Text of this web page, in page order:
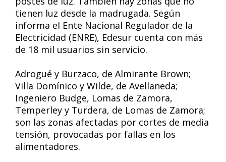
tienen luz desde la madrugada. Según
informa el Ente Nacional Regulador de la
Electricidad (ENRE), Edesur cuenta con más
de 18 mil usuarios sin servicio.
Adrogué y Burzaco, de Almirante Brown;
Villa Domínico y Wilde, de Avellaneda;
Ingeniero Budge, Lomas de Zamora,
Temperley y Turdera, de Lomas de Zamora;
son las zonas afectadas por cortes de media
tensión, provocadas por fallas en los
alimentadores.